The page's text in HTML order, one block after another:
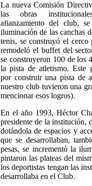
La nueva Comisión
las obras
afianzamiento del club,
iluminación de las canchas
tenis, se construyó el cerco
remodeló el buffet del
se construyeron 100 de los
la pista de atletismo. Este
por construir una pista de
nuestro club tuvieron una
mencionar esos logros).
En el año 1993, Héctor
presidente de la institución,
dotándola de espacios y
que se desarrollaban,
pesas, se incrementó la
pintaron las plateas del
los deportistas tengan las
desarrollaba en el Club.